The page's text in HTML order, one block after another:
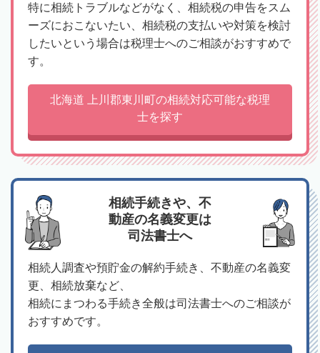
特に相続トラブルなどがなく、相続税の申告をスム
ーズにおこないたい、相続税の支払いや対策を検討
したいという場合は税理士へのご相談がおすすめで
す。
北海道 上川郡東川町の相続対応可能な税理
士を探す
相続手続きや、不
動産の名義変更は
司法書士へ
相続人調査や預貯金の解約手続き、不動産の名義変
更、相続放棄など、
相続にまつわる手続き全般は司法書士へのご相談が
おすすめです。